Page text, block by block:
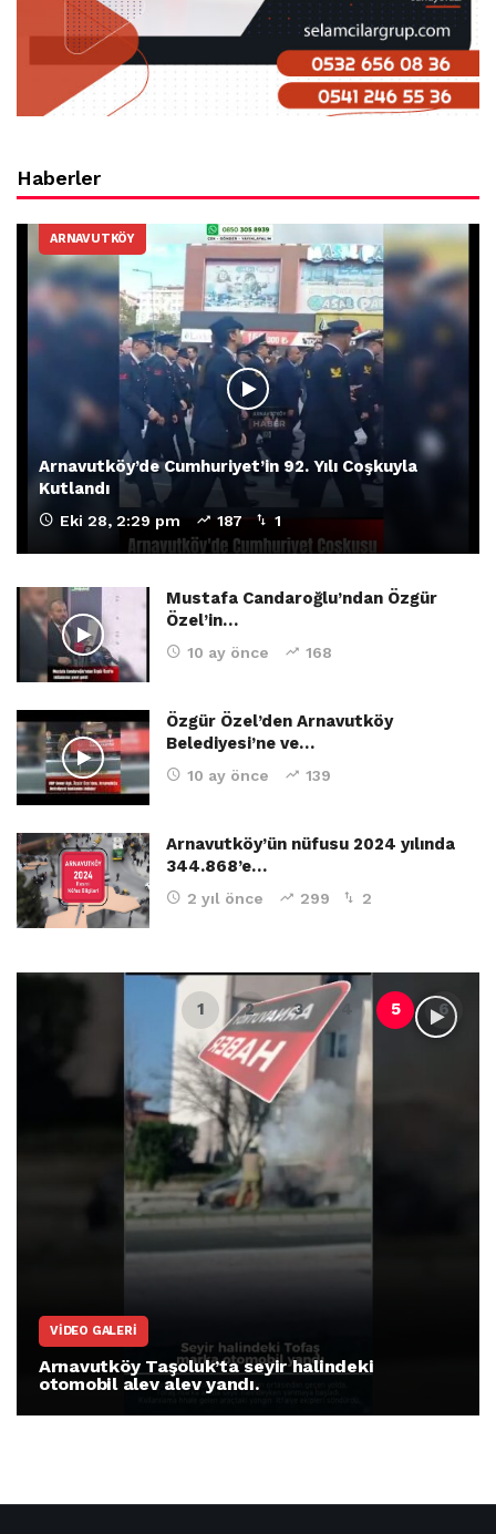
Haberler
ARNAVUTKÖY
Arnavutköy’de Cumhuriyet’in 92. Yılı Coşkuyla
Kutlandı
Eki 28, 2:29 pm 187 1
Mustafa Candaroğlu’ndan Özgür
Özel’in…
10 ay önce 168
Özgür Özel’den Arnavutköy
Belediyesi’ne ve…
10 ay önce 139
Arnavutköy’ün nüfusu 2024 yılında
344.868’e…
2 yıl önce 299 2
VIDEO GALERI
Arnavutköy Taşoluk’ta seyir halindeki
otomobil alev alev yandı.